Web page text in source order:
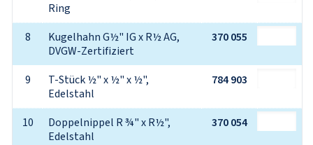
Ring
8
Kugelhahn G½" IG x R½ AG,
DVGW-Zertifiziert
370 055
9
T-Stück ½" x ½" x ½",
Edelstahl
784 903
10
Doppelnippel R ¾" x R½",
Edelstahl
370 054